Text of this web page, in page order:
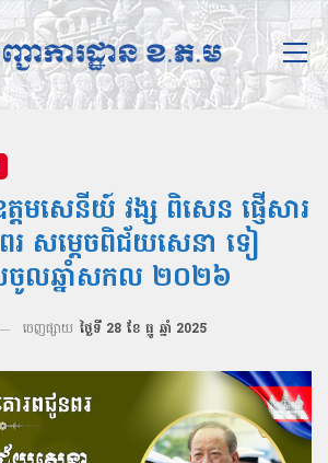
ដមសេនីយ៍ វង្ស ពិសេន ផ្ញើសារ
សម្ដេចពិជ័យសេនា ទៀ
ចូលឆ្នាំសកល ២០២៦
ចេញផ្សាយ ថ្ងៃទី 28 ខែ ធ្នូ ឆ្នាំ 2025